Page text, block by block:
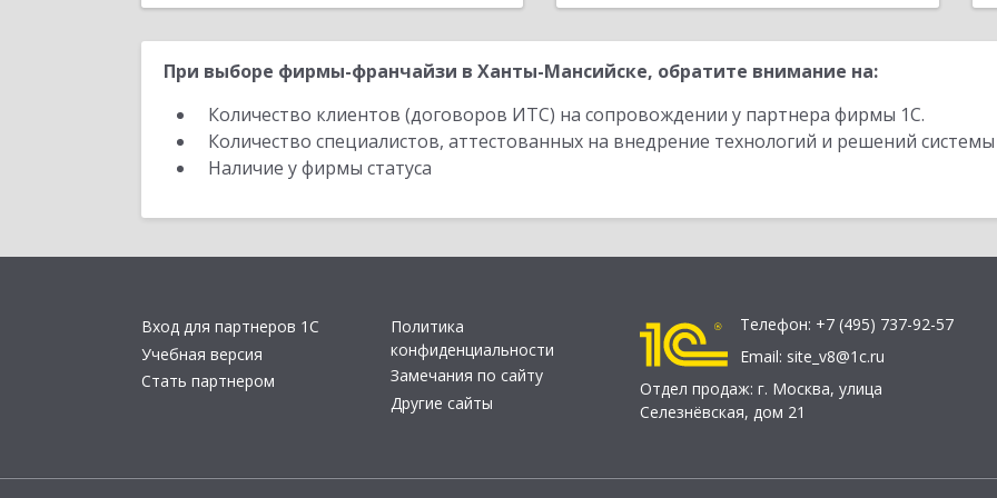
При выборе фирмы-франчайзи в Ханты-Мансийске, обратите внимание на:
Количество клиентов (договоров ИТС) на сопровождении у партнера фирмы 1С.
Количество специалистов, аттестованных на внедрение технологий и решений
Наличие у фирмы статуса
Вход для партнеров 1С
Учебная версия
Стать партнером
Политика
конфиденциальности
Замечания по сайту
Другие сайты
Телефон: +7 (495) 737-92-57
Email: site_v8@1c.ru
Отдел продаж: г. Москва, улица
Селезнёвская, дом 21